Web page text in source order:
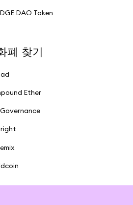
DAO Token
폐 찾기
Ether
Governance